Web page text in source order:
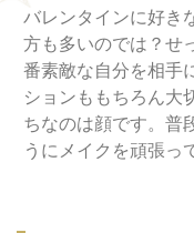
バレンタインに好き
方も多いのでは？せ
番素敵な自分を相手
ションももちろん大
ちなのは顔です。普
うにメイクを頑張っ